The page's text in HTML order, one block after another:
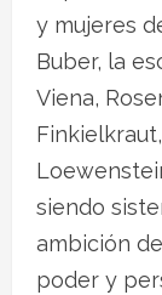
y mujeres
Buber, la
Viena,
siendo
ambición
poder y